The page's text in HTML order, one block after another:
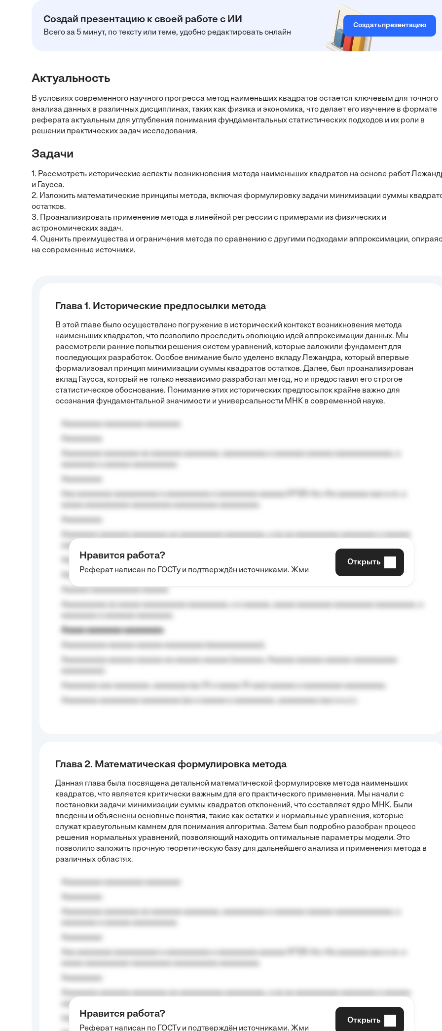
Создай презентацию к своей работе с ИИ
Всего за 5 минут, по тексту или теме, удобно редактировать онлайн
Создать презентацию
Актуальность
В условиях современного научного прогресса метод наименьших квадратов остается ключевым для точного
анализа данных в различных дисциплинах, таких как физика и экономика, что делает его изучение в формате
реферата актуальным для углубления понимания фундаментальных статистических подходов и их роли в
решении практических задач исследования.
Задачи
1. Рассмотреть исторические аспекты возникновения метода наименьших квадратов на основе работ
и Гаусса.
2. Изложить математические принципы метода, включая формулировку задачи минимизации суммы
остатков.
3. Проанализировать применение метода в линейной регрессии с примерами из физических и
астрономических задач.
4. Оценить преимущества и ограничения метода по сравнению с другими подходами аппроксимации,
на современные источники.
Глава 1. Исторические предпосылки метода
В этой главе было осуществлено погружение в исторический контекст возникновения метода
наименьших квадратов, что позволило проследить эволюцию идей аппроксимации данных. Мы
рассмотрели ранние попытки решения систем уравнений, которые заложили фундамент для
последующих разработок. Особое внимание было уделено вкладу Лежандра, который впервые
формализовал принцип минимизации суммы квадратов остатков. Далее, был проанализирован
вклад Гаусса, который не только независимо разработал метод, но и предоставил его строгое
статистическое обоснование. Понимание этих исторических предпосылок крайне важно для
осознания фундаментальной значимости и универсальности МНК в современной науке.
aaaa aaaa.
Aaaaaaaaa
Aaaaaaaaaa aa aaa aaaaaaaaa, a aaa aaaaaaaaaa aaa, a aaaaaaaaaa, aaaaaa aaaaaa a aaaaaa.
Aaaaa aaaaaaaa aaaaaaaaa
Нравится работа?
Реферат написан по ГОСТу и подтверждён источниками. Жми
Открыть
Глава 2. Математическая формулировка метода
Данная глава была посвящена детальной математической формулировке метода наименьших
квадратов, что является критически важным для его практического применения. Мы начали с
постановки задачи минимизации суммы квадратов отклонений, что составляет ядро МНК. Были
введены и объяснены основные понятия, такие как остатки и нормальные уравнения, которые
служат краеугольным камнем для понимания алгоритма. Затем был подробно разобран процесс
решения нормальных уравнений, позволяющий находить оптимальные параметры модели. Это
позволило заложить прочную теоретическую базу для дальнейшего анализа и применения метода в
различных областях.
aaaa aaaa.
Aaaaaaaaa
Нравится работа?
Реферат написан по ГОСТу и подтверждён источниками. Жми
Открыть